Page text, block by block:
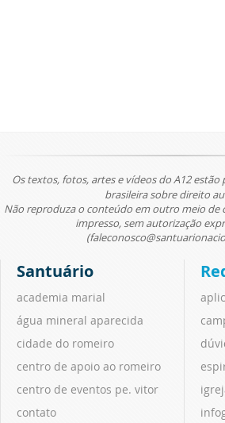
Os textos, fotos, artes e vídeos do A12 estão
brasileira sobre direito
Não reproduza o conteúdo em outro meio de
impresso, sem autorização
Santuário
academia marial
água mineral aparecida
cidade do romeiro
centro de apoio ao romeiro
centro de eventos pe. vitor
contato